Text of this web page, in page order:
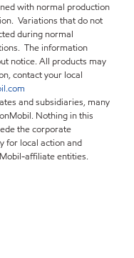
with normal production
Variations that do not
during normal
The information
notice. All products may
contact your local
and subsidiaries, many
Nothing in this
the corporate
for local action and
affiliate entities.